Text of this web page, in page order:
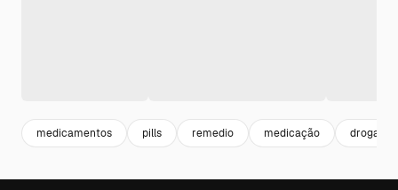
medicamentos pills remedio medicação drogas